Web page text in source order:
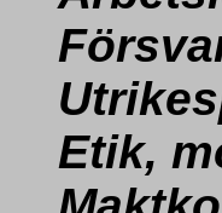
Etik,